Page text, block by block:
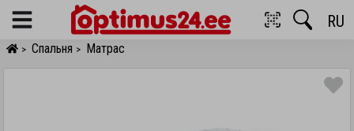
Menu RU
> Спальня > Матрас